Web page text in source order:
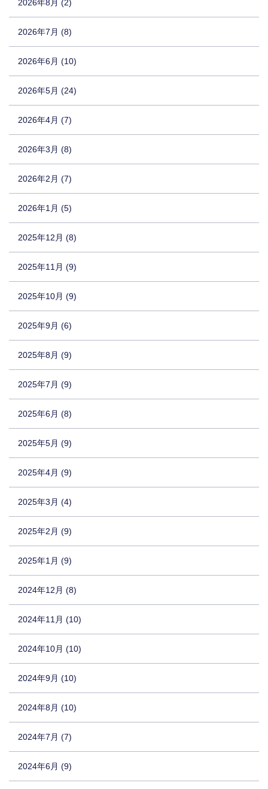
2026年8月 (2)
2026年7月 (8)
2026年6月 (10)
2026年5月 (24)
2026年4月 (7)
2026年3月 (8)
2026年2月 (7)
2026年1月 (5)
2025年12月 (8)
2025年11月 (9)
2025年10月 (9)
2025年9月 (6)
2025年8月 (9)
2025年7月 (9)
2025年6月 (8)
2025年5月 (9)
2025年4月 (9)
2025年3月 (4)
2025年2月 (9)
2025年1月 (9)
2024年12月 (8)
2024年11月 (10)
2024年10月 (10)
2024年9月 (10)
2024年8月 (10)
2024年7月 (7)
2024年6月 (9)